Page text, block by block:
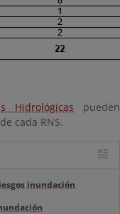
Hidrológicas pueden
cada RNS.
inundación